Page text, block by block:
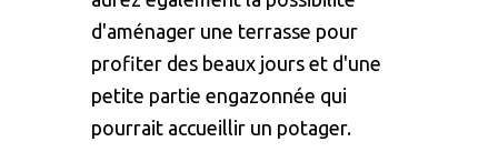
d'aménager une terrasse pour
profiter des beaux jours et d'une
petite partie engazonnée qui
pourrait accueillir un potager.